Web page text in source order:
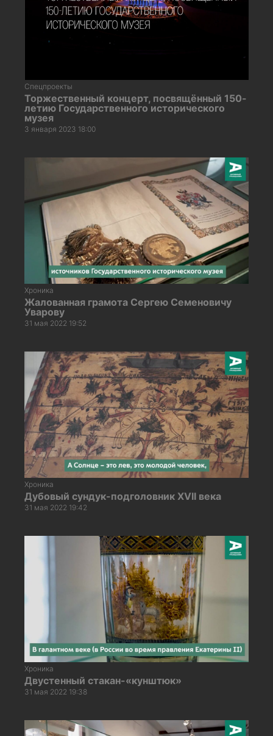
Спецпроекты
Торжественный концерт, посвящённый 150-
летию Государственного исторического
музея
3 января 2023 18:00
Хроника
Жалованная грамота Сергею Семеновичу
Уварову
31 мая 2022 19:52
Хроника
Дубовый сундук-подголовник XVII века
31 мая 2022 19:42
Хроника
Двустенный стакан-«кунштюк»
31 мая 2022 19:38